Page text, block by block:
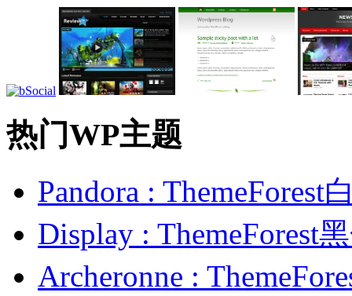
热门WP主题
Pandora : ThemeForest
Display : ThemeForest
Archeronne :